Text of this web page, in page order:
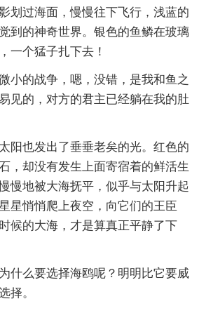
划过海面，慢慢往下飞行，浅蓝的
到的神奇世界。银色的鱼鳞在玻璃
一个猛子扎下去！
小的战争，嗯，没错，是我和鱼之
见的，对方的君主已经躺在我的肚
阳也发出了垂垂老矣的光。红色的
，却没有发生上面寄宿着的鲜活生
慢地被大海抚平，似乎与太阳升起
星悄悄爬上夜空，向它们的王臣
候的大海，才是算真正平静了下
什么要选择海鸥呢？明明比它要威
择。